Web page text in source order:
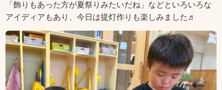
「飾りもあった方が夏祭りみたいだね」などといろいろな
アイディアもあり、今日は提灯作りも楽しみました♬